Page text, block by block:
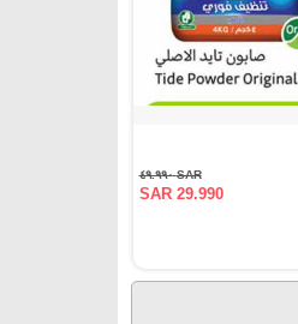
SAR ٤٩.٩٩٠
SAR 29.990